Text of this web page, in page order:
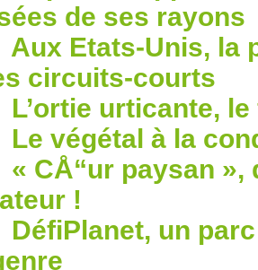
de ses rayons
Aux Etats-Unis, la
circuits-courts
L’ortie urticante,
Le végétal à la
« CÅ“ur paysan
!
DéfiPlanet, un